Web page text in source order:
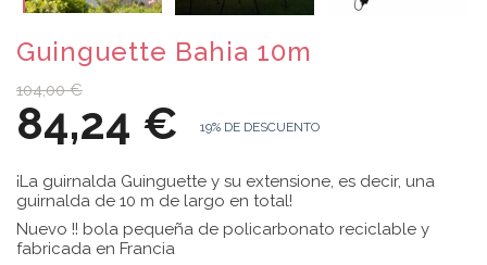
Guinguette Bahia 10m
104,00 €
84,24 € 19% DE DESCUENTO
¡La guirnalda Guinguette y su extensione, es decir, una
guirnalda de 10 m de largo en total!
Nuevo !! bola pequeña de policarbonato reciclable y
fabricada en Francia